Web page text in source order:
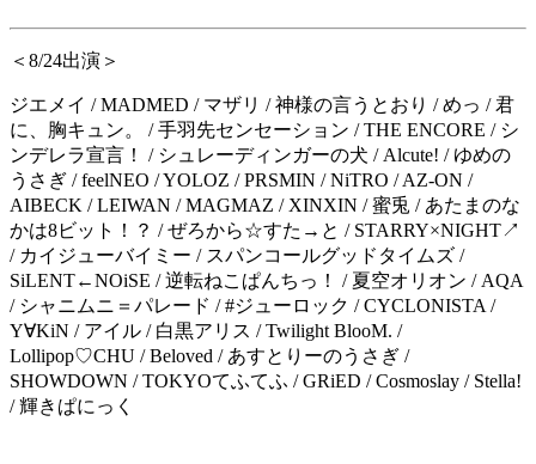
＜ 8/24出演＞
ジエメイ / MADMED / マザリ /神様の言うとおり /めっ /君
に、胸キュン。
/手羽先センセーション / THE ENCORE / シ
ンデレラ宣言！ / シュレーディンガーの犬 / Alcute! / ゆめの
うさぎ / feelNEO / YOLOZ / PRSMIN / NiTRO / AZ-ON /
AIBECK / LEIWAN / MAGMAZ / XINXIN /蜜兎 / あたまのな
かは8ビット！？ /ぜろから☆すた→と / STARRY×NIGHT↗︎
/ カイジューバイミー / スパンコールグッドタイムズ /
SiLENT←NOiSE /逆転ねこぱんちっ！ / 夏空オリオン / AQA
/ シャニムニ＝パレード / #ジューロック / CYCLONISTA /
Y∀KiN / アイル / 白黒アリス / Twilight BlooM. /
Lollipop♡CHU / Beloved / あすとりーのうさぎ /
SHOWDOWN / TOKYOてふてふ / GRiED / Cosmoslay / Stella!
/ 輝きぱにっく